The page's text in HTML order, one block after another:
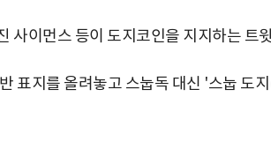
사이먼스 등이 도지코인을 지지하는 트
표지를 올려놓고 스눕독 대신 '스눕 도